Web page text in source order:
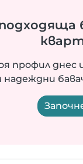
профил днес